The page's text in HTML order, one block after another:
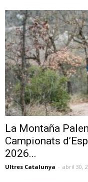
La Montaña
Campionats
2026...
Ultres Catalunya - abril 30,